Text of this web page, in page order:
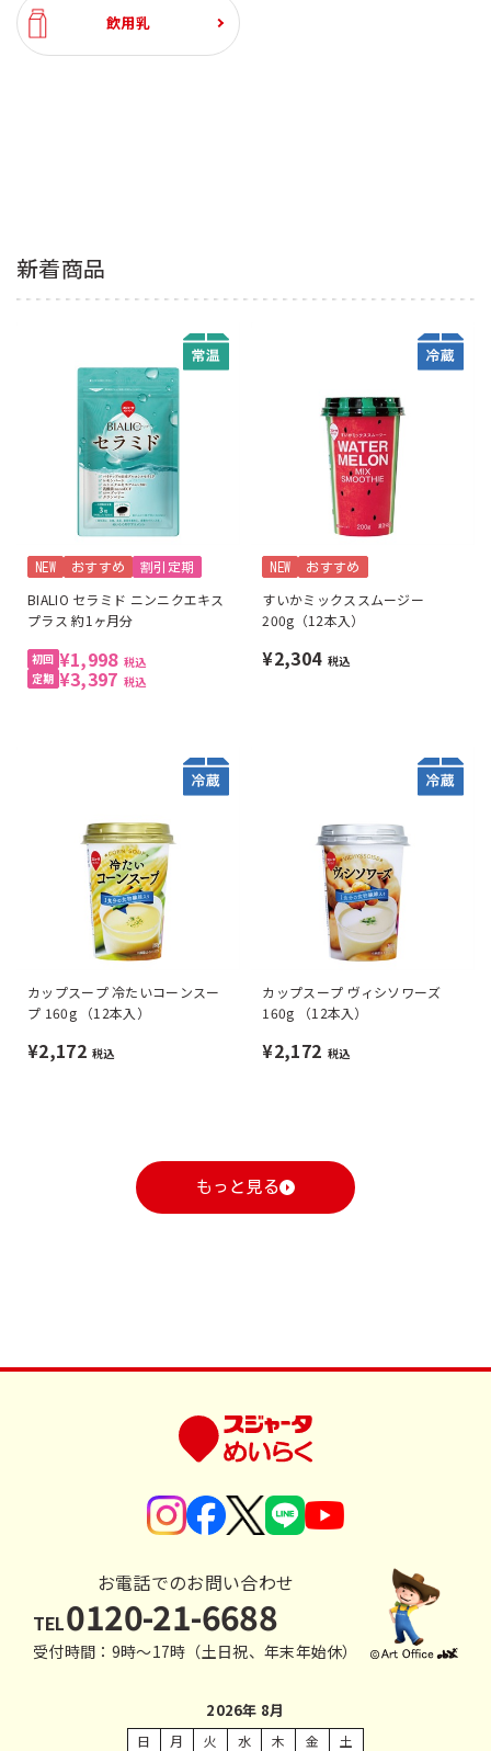
飲用乳
新着商品
NEW おすすめ 割引定期
BIALIO セラミド ニンニクエキス
プラス 約1ヶ月分
¥1,998 税込
¥3,397 税込
NEW おすすめ
すいかミックススムージー
200g（12本入）
¥2,304 税込
カップスープ 冷たいコーンスー
プ 160g （12本入）
¥2,172 税込
カップスープ ヴィシソワーズ
160g （12本入）
¥2,172 税込
もっと見る
お電話でのお問い合わせ
TEL0120-21-6688
受付時間：9時〜17時（土日祝、年末年始休）
2026年 8月
日 月 火 水 木 金
土